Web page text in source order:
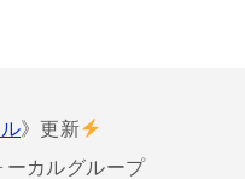
》更新
カルグループ